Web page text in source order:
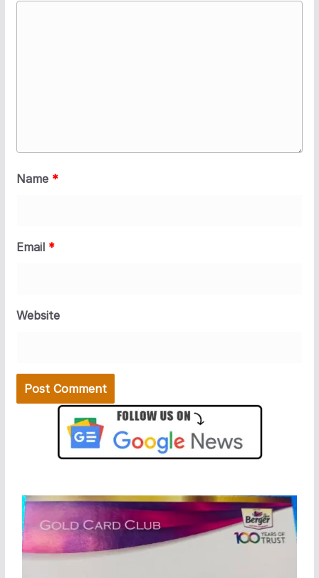
Name *
Email *
Website